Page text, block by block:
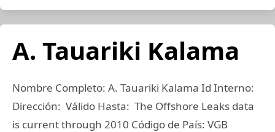
A. Tauariki Kalama
Nombre Completo: A. Tauariki Kalama Id Interno:
Dirección: Válido Hasta: The Offshore Leaks data
is current through 2010 Código de País: VGB